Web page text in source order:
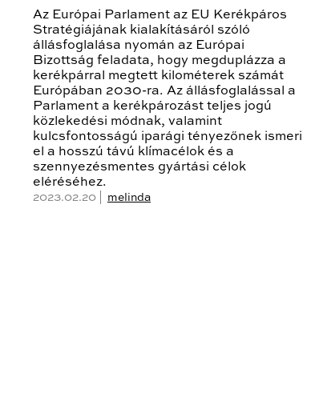
Az Európai Parlament az EU Kerékpáros
Stratégiájának kialakításáról szóló
állásfoglalása nyomán az Európai
Bizottság feladata, hogy megduplázza a
kerékpárral megtett kilométerek számát
Európában 2030-ra. Az állásfoglalással a
Parlament a kerékpározást teljes jogú
közlekedési módnak, valamint
kulcsfontosságú iparági tényezőnek ismeri
el a hosszú távú klímacélok és a
szennyezésmentes gyártási célok
eléréséhez.
2023.02.20 | melinda